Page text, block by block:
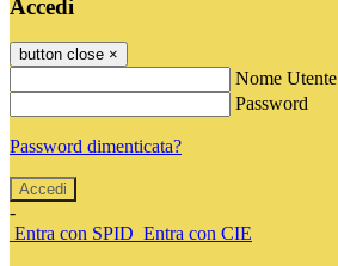
Accedi
button close ×
Nome Utente
Password
Password dimenticata?
-
Entra con SPID Entra con CIE